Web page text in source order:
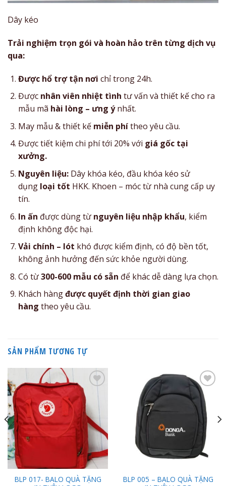
Dây kéo
Trải nghiệm trọn gói và hoàn hảo trên từng dịch vụ
qua:
Được hổ trợ tận nơi chỉ trong 24h.
Đượcnhân viên nhiệt tình tư vấn và thiết kế cho ra
mẫu mã hài lòng – ưng ýnhất.
May mẫu & thiết kế miễn phítheo yêu cầu.
Được tiết kiệm chi phí tới 20% với giá gốc tại
xưởng.
Nguyên liệu:Dây khóa kéo, đầu khóa kéo sử
dụngloại tốt HKK. Khoen – móc từ nhà cung cấp uy
tín.
In ấn được dùng từ nguyên liệu nhập khẩu, kiểm
định không độc hại.
Vải chính – lót khó được kiểm định, có độ bền tốt,
không ảnh hưởng đến sức khỏe người dùng.
Có từ300-600 mẫu có sẵn để khác dễ dàng lựa chọn.
Khách hàngđược quyết định thời gian giao
hàng theo yêu cầu.
SẢN PHẨM TƯƠNG TỰ
Add to
Wishlist
BLP 017- BALO QUÀ TẶNG
Add to
Wishlist
BLP 005 – BALO QUÀ TẶNG